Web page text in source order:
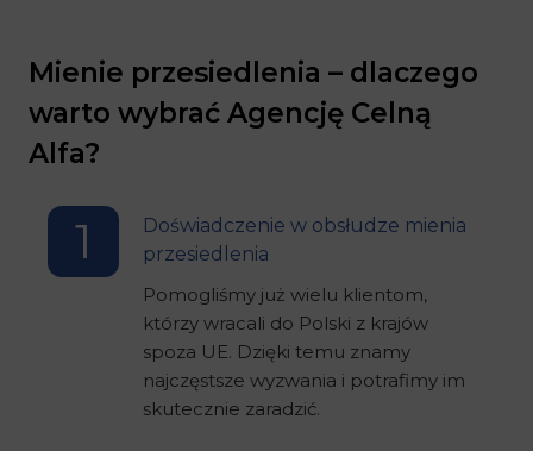
Mienie przesiedlenia – dlaczego
warto wybrać Agencję Celną
Alfa?
1
Doświadczenie w obsłudze mienia
przesiedlenia
Pomogliśmy już wielu klientom,
którzy wracali do Polski z krajów
spoza UE. Dzięki temu znamy
najczęstsze wyzwania i potrafimy im
skutecznie zaradzić.